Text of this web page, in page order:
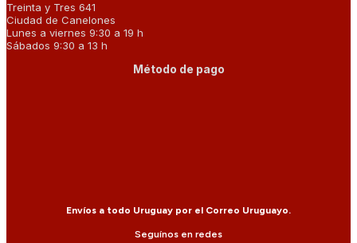
Treinta y Tres 641
Ciudad de Canelones
Lunes a viernes 9:30 a 19 h
Sábados 9:30 a 13 h
Método de pago
Envíos a todo Uruguay por el Correo Uruguayo.
Seguínos en redes